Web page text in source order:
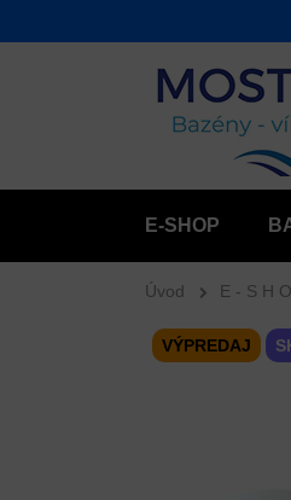
E-SHOP
Úvod E - S H
VÝPREDAJ